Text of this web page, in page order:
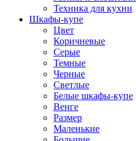
Техника для кухни
Шкафы-купе
Цвет
Коричневые
Серые
Темные
Черные
Светлые
Белые шкафы-купе
Венге
Размер
Маленькие